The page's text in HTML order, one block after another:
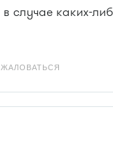
случае каких-